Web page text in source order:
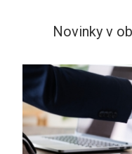
Novinky v